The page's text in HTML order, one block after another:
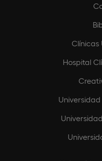
Clínicas
Hospital